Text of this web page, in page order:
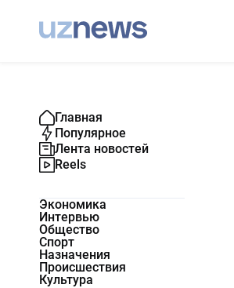
Главная
Популярное
Лента новостей
Reels
Экономика
Интервью
Общество
Спорт
Назначения
Происшествия
Культура